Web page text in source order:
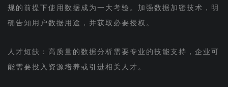
规的前提下使用数据成为一大考验。加强数据加密技术，明
确告知用户数据用途，并获取必要授权。
人才短缺：高质量的数据分析需要专业的技能支持，企业可
能需要投入资源培养或引进相关人才。